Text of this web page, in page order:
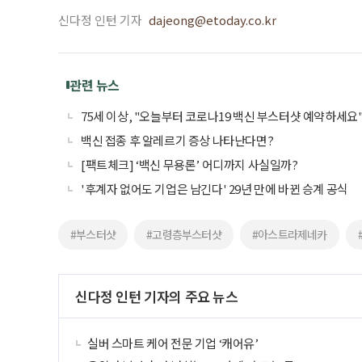
신다정 인턴 기자 dajeong@etoday.co.kr
관련 뉴스
75세 이상, "오늘부터 코로나19 백신 부스터샷 예약하세요"
백신 접종 후 알레르기 증상 나타난다면?
[팩트체크] ‘백신 무용론’ 어디까지 사실일까?
'후계자 없어도 기업은 남긴다' 29년 만에 바뀐 승계 공식
#부스터샷 #고령층부스터샷 #아스트라제네카
신다정 인턴 기자의 주요 뉴스
실버 스마트 케어 전문 기업 ‘캐어유’